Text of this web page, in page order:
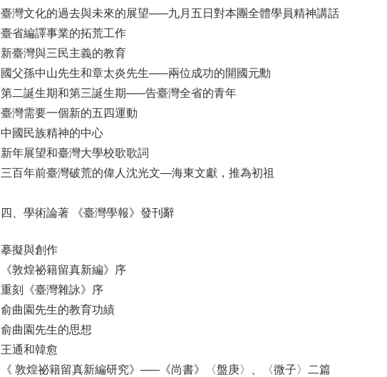
臺灣文化的過去與未來的展望─—九月五日對本團全體學員精神講話
臺省編譯事業的拓荒工作
新臺灣與三民主義的教育
國父孫中山先生和章太炎先生─—兩位成功的開國元勳
第二誕生期和第三誕生期─—告臺灣全省的青年
臺灣需要一個新的五四運動
中國民族精神的中心
新年展望和臺灣大學校歌歌詞
三百年前臺灣破荒的偉人沈光文—海東文獻，推為初祖
四、學術論著 《臺灣學報》發刊辭
摹擬與創作
《敦煌祕籍留真新編》序
重刻《臺灣雜詠》序
俞曲園先生的教育功績
俞曲園先生的思想
王通和韓愈
《 敦煌祕籍留真新編研究》─—《尚書》〈盤庚〉、〈微子〉二篇